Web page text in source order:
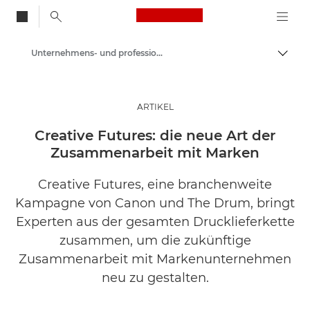
Canon Logo, back
Auf
Lösungen & Dienstleistungen
Business-Insights - B2B & Branchen-News
Unternehmens- und professionelle Artikel
ARTIKEL
Creative Futures: die neue Art der
Zusammenarbeit mit Marken
Creative Futures, eine branchenweite
Kampagne von Canon und The Drum, bringt
Experten aus der gesamten Drucklieferkette
zusammen, um die zukünftige
Zusammenarbeit mit Markenunternehmen
neu zu gestalten.